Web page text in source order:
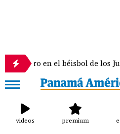
oro en el béisbol de los Juegos
videos premium